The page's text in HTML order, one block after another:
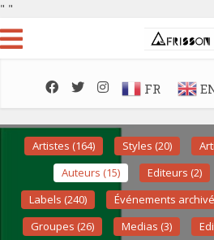
" "
FR
Artistes (164) Styles (20)
Auteurs (15)
Editeurs (2)
Labels (240)
Événements
Groupes (26)
Medias (3)